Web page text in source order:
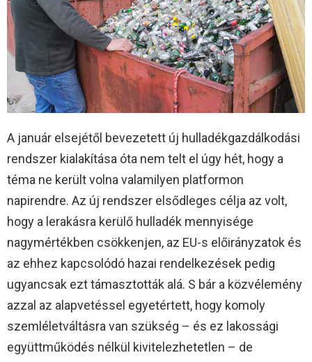
A január elsejétől bevezetett új hulladékgazdálkodási
rendszer kialakítása óta nem telt el úgy hét, hogy a
téma ne került volna valamilyen platformon
napirendre. Az új rendszer elsődleges célja az volt,
hogy a lerakásra kerülő hulladék mennyisége
nagymértékben csökkenjen, az EU-s előirányzatok és
az ehhez kapcsolódó hazai rendelkezések pedig
ugyancsak ezt támasztották alá. S bár a közvélemény
azzal az alapvetéssel egyetértett, hogy komoly
szemléletváltásra van szükség – és ez lakossági
együttműködés nélkül kivitelezhetetlen – de